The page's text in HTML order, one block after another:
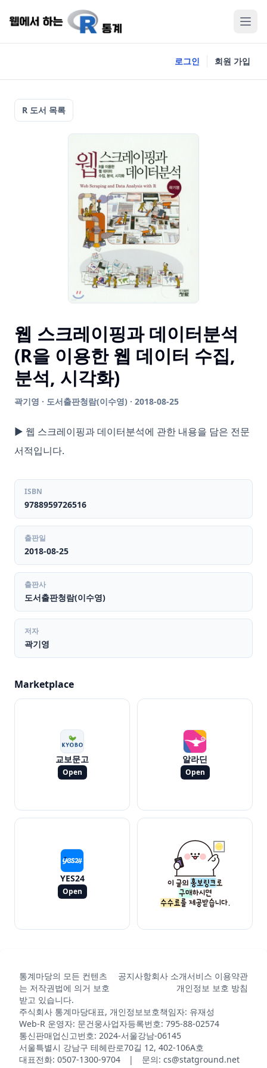
로그인 회원 가입
R 도서 목록
웹 스크레이핑과 데이터분석
(R을 이용한 웹 데이터 수집,
분석, 시각화)
곽기영 · 도서출판청람(이수영) · 2018-08-25
▶ 웹 스크레이핑과 데이터분석에 관한 내용을 담은 전문
서적입니다.
ISBN
9788959726516
출판일
2018-08-25
출판사
도서출판청람(이수영)
저자
곽기영
Marketplace
교보문고
Open
알라딘
Open
YES24
Open
통계마당의 모든 컨텐츠
는 저작권법에 의거 보호
받고 있습니다.
공지사항회사 소개서비스 이용약관
개인정보 보호 방침
주식회사 통계마당대표, 개인정보보호책임자: 유재성
Web-R 운영자: 문건웅사업자등록번호: 795-88-02574
통신판매업신고번호: 2024-서울강남-06145
서울특별시 강남구 테헤란로70길 12, 402-106A호
대표전화: 0507-1300-9704 | 문의: cs@statground.net